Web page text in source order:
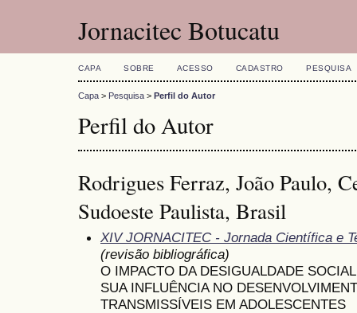
Jornacitec Botucatu
CAPA SOBRE ACESSO CADASTRO PESQUISA
Capa > Pesquisa > Perfil do Autor
Perfil do Autor
Rodrigues Ferraz, João Paulo,
Sudoeste Paulista, Brasil
XIV JORNACITEC - Jornada Científica e
(revisão bibliográfica)
O IMPACTO DA DESIGUALDADE
SUA INFLUÊNCIA NO
TRANSMISSÍVEIS EM ADOLESCENTES